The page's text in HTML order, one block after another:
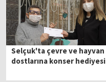
Selçuk'ta çevre ve hayvan
dostlarına konser hediyesi